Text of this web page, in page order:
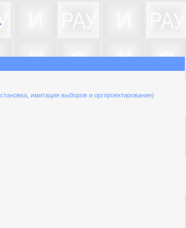
имитация выборов и оргпроектирование)